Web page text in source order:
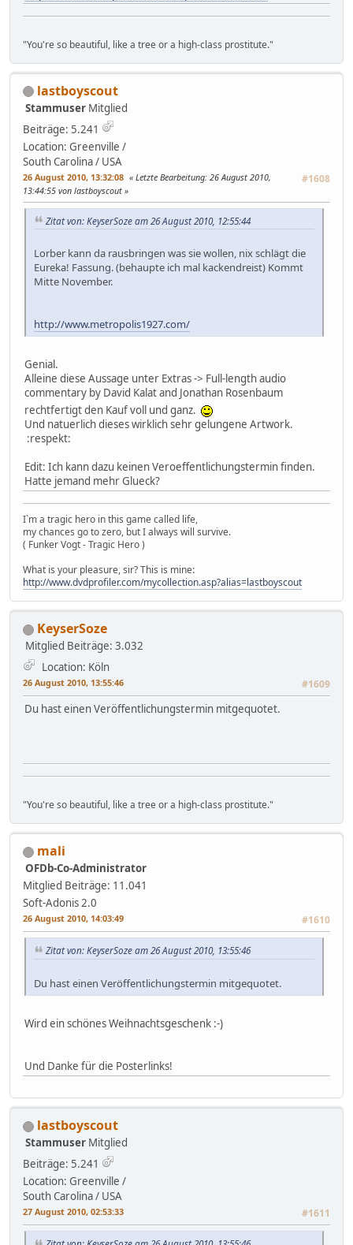
"You're so beautiful, like a tree or a high-class prostitute."
lastboyscout
Stammuser Mitglied
Beiträge: 5.241
Location: Greenville /
South Carolina / USA
26 August 2010, 13:32:08 #1608
Letzte Bearbeitung: 26 August 2010,
13:44:55 von lastboyscout
Zitat von: KeyserSoze am 26 August 2010, 12:55:44
Lorber kann da rausbringen was sie wollen, nix schlägt die
Eureka! Fassung. (behaupte ich mal kackendreist) Kommt
Mitte November.
http://www.metropolis1927.com/
Genial.
Alleine diese Aussage unter Extras -> Full-length audio
commentary by David Kalat and Jonathan Rosenbaum
rechtfertigt den Kauf voll und ganz.
Und natuerlich dieses wirklich sehr gelungene Artwork.
:respekt:
Edit: Ich kann dazu keinen Veroeffentlichungstermin finden.
Hatte jemand mehr Glueck?
I`m a tragic hero in this game called life,
my chances go to zero, but I always will survive.
( Funker Vogt - Tragic Hero )
What is your pleasure, sir? This is mine:
http://www.dvdprofiler.com/mycollection.asp?alias=lastboyscout
KeyserSoze
Mitglied Beiträge: 3.032
Location: Köln
26 August 2010, 13:55:46 #1609
Du hast einen Veröffentlichungstermin mitgequotet.
"You're so beautiful, like a tree or a high-class prostitute."
mali
OFDb-Co-Administrator
Mitglied Beiträge: 11.041
Soft-Adonis 2.0
26 August 2010, 14:03:49 #1610
Zitat von: KeyserSoze am 26 August 2010, 13:55:46
Du hast einen Veröffentlichungstermin mitgequotet.
Wird ein schönes Weihnachtsgeschenk :-)
Und Danke für die Posterlinks!
lastboyscout
Stammuser Mitglied
Beiträge: 5.241
Location: Greenville /
South Carolina / USA
27 August 2010, 02:53:33 #1611